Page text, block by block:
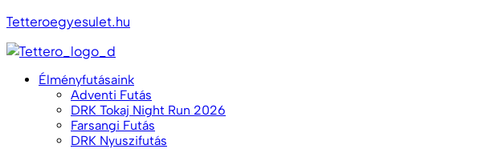
Tetteroegyesulet.hu
Élményfutásaink
Adventi Futás
DRK Tokaj Night Run 2026
Farsangi Futás
DRK Nyuszifutás